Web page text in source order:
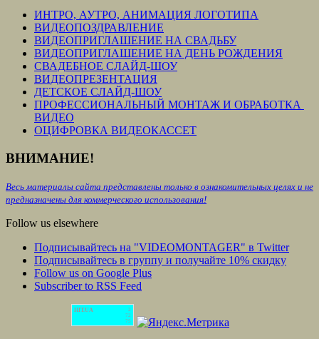
ИНТРО, АУТРО, АНИМАЦИЯ ЛОГОТИПА
ВИДЕОПОЗДРАВЛЕНИЕ
ВИДЕОПРИГЛАШЕНИЕ НА СВАДЬБУ
ВИДЕОПРИГЛАШЕНИЕ НА ДЕНЬ РОЖДЕНИЯ
СВАДЕБНОЕ СЛАЙД-ШОУ
ВИДЕОПРЕЗЕНТАЦИЯ
ДЕТСКОЕ СЛАЙД-ШОУ
ПРОФЕССИОНАЛЬНЫЙ МОНТАЖ И ОБРАБОТКА
ВИДЕО
ОЦИФРОВКА ВИДЕОКАССЕТ
ВНИМАНИЕ!
Весь материалы сайта представлены только в ознакомительных целях и не
предназначены для коммерческого использования!
Follow us elsewhere
Подписывайтесь на "VIDEOMONTAGER" в Twitter
Подписывайтесь в группу и получайте 10% скидку
Follow us on Google Plus
Subscriber to RSS Feed
HIT.UA
2
72
75